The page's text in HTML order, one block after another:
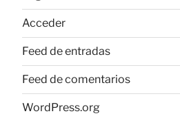
Acceder
Feed de entradas
Feed de comentarios
WordPress.org